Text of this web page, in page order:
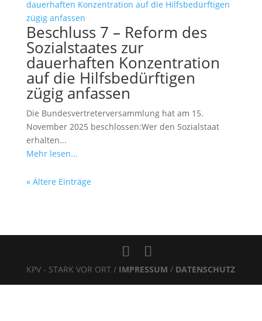
Beschluss 7 – Reform des
Sozialstaates zur
dauerhaften Konzentration
auf die Hilfsbedürftigen
zügig anfassen
Die Bundesvertreterversammlung hat am 15.
November 2025 beschlossen:Wer den Sozialstaat
erhalten...
Mehr lesen...
« Ältere Einträge
KPV - STARK VOR ORT / IMPRESSUM/ DATENSCHUTZ